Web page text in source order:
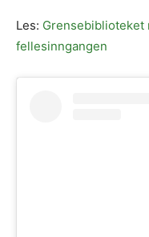
Les: Grensebiblioteket
fellesinngangen